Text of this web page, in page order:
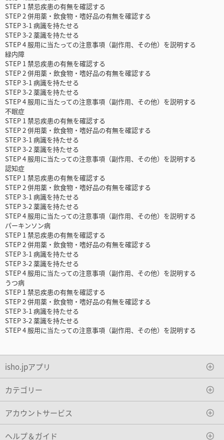
STEP 1 禁忌疾患の有無を確認する
STEP 2 併用薬・飲食物・嗜好品の有無を確認する
STEP 3-1 病識を持たせる
STEP 3-2 薬識を持たせる
STEP 4 服用に当たっての注意事項（副作用、その他）を説明する
緑内障
STEP 1 禁忌疾患の有無を確認する
STEP 2 併用薬・飲食物・嗜好品の有無を確認する
STEP 3-1 病識を持たせる
STEP 3-2 薬識を持たせる
STEP 4 服用に当たっての注意事項（副作用、その他）を説明する
不眠症
STEP 1 禁忌疾患の有無を確認する
STEP 2 併用薬・飲食物・嗜好品の有無を確認する
STEP 3-1 病識を持たせる
STEP 3-2 薬識を持たせる
STEP 4 服用に当たっての注意事項（副作用、その他）を説明する
認知症
STEP 1 禁忌疾患の有無を確認する
STEP 2 併用薬・飲食物・嗜好品の有無を確認する
STEP 3-1 病識を持たせる
STEP 3-2 薬識を持たせる
STEP 4 服用に当たっての注意事項（副作用、その他）を説明する
パーキンソン病
STEP 1 禁忌疾患の有無を確認する
STEP 2 併用薬・飲食物・嗜好品の有無を確認する
STEP 3-1 病識を持たせる
STEP 3-2 薬識を持たせる
STEP 4 服用に当たっての注意事項（副作用、その他）を説明する
うつ病
STEP 1 禁忌疾患の有無を確認する
STEP 2 併用薬・飲食物・嗜好品の有無を確認する
STEP 3-1 病識を持たせる
STEP 3-2 薬識を持たせる
STEP 4 服用に当たっての注意事項（副作用、その他）を説明する
isho.jpアプリ
カテゴリー
アカウントサービス
ヘルプ＆ガイド